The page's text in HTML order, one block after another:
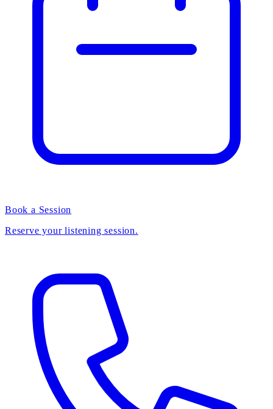
Book a Session
Reserve your listening session.